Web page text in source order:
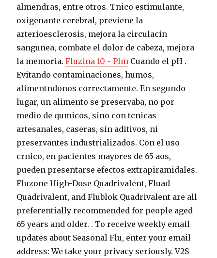
almendras, entre otros. Tnico estimulante,
oxigenante cerebral, previene la
arterioesclerosis, mejora la circulacin
sangunea, combate el dolor de cabeza, mejora
la memoria.Fluzina 10 - Plm Cuando el pH .
Evitando contaminaciones, humos,
alimentndonos correctamente. En segundo
lugar, un alimento se preservaba, no por
medio de qumicos, sino con tcnicas
artesanales, caseras, sin aditivos, ni
preservantes industrializados. Con el uso
crnico, en pacientes mayores de 65 aos,
pueden presentarse efectos extrapiramidales.
Fluzone High-Dose Quadrivalent, Fluad
Quadrivalent, and Flublok Quadrivalent are all
preferentially recommended for people aged
65 years and older. . To receive weekly email
updates about Seasonal Flu, enter your email
address: We take your privacy seriously. V2S